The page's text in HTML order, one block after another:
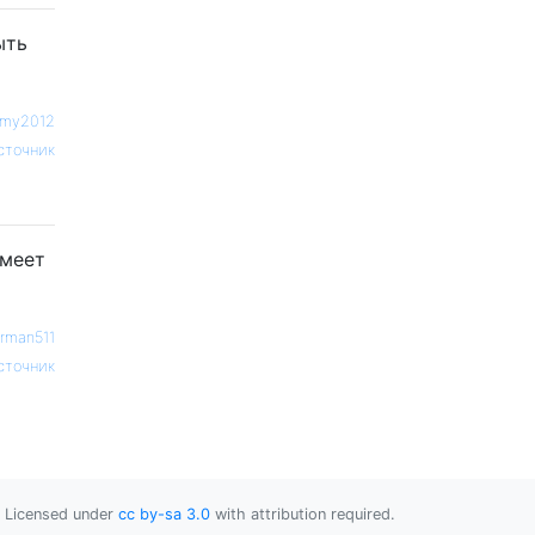
Licensed under cc by-sa 3.0 with attribution required.